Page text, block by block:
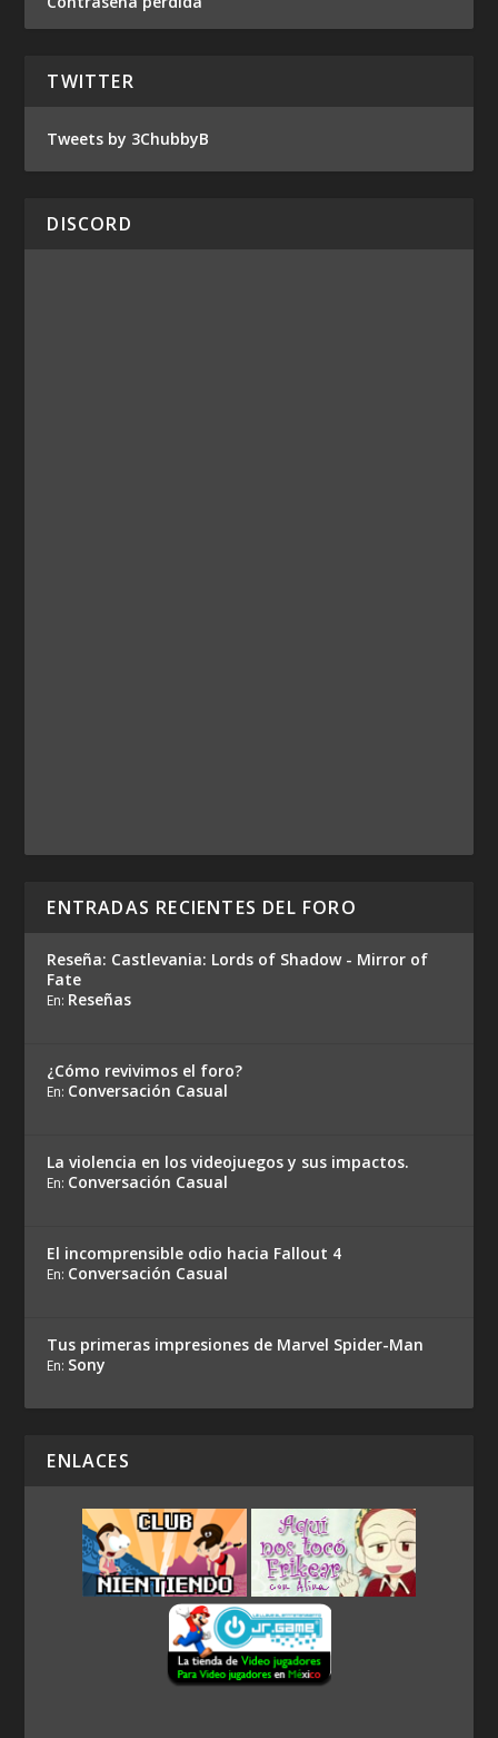
TWITTER
Tweets by 3ChubbyB
DISCORD
ENTRADAS RECIENTES DEL FORO
Reseña: Castlevania: Lords of Shadow - Mirror of
Fate
En: Reseñas
¿Cómo revivimos el foro?
En: Conversación Casual
La violencia en los videojuegos y sus impactos.
En: Conversación Casual
El incomprensible odio hacia Fallout 4
En: Conversación Casual
Tus primeras impresiones de Marvel Spider-Man
En: Sony
ENLACES